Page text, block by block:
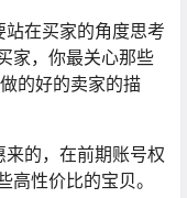
在买家的角度思考
家，你最关心那些
的好的卖家的描
的，在前期账号权
性价比的宝贝。